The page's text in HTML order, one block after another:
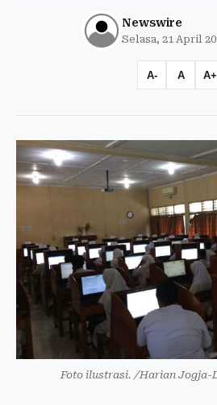
Newswire
Selasa, 21 April
A- A A+
Foto ilustrasi. /Harian Jogja-